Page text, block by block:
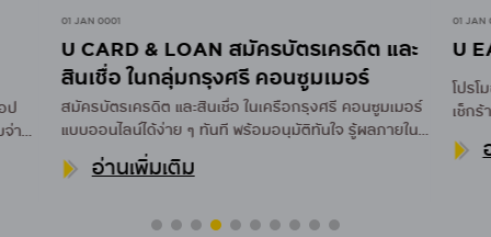
ป
จ่าย
01 JAN 0001
U CARD & LOAN สมัครบัตรเครดิต และ
สินเชื่อ ในกลุ่มกรุงศรี คอนซูมเมอร์
สมัครบัตรเครดิต และสินเชื่อ ในเครือกรุงศรี คอนซูมเมอร์
แบบออนไลน์ได้ง่าย ๆ ทันที พร้อมอนุมัติทันใจ รู้ผลภายใน
30 นาทีอ่านเพิ่มเติม
01 JAN
U
โปรโ
เช็ก